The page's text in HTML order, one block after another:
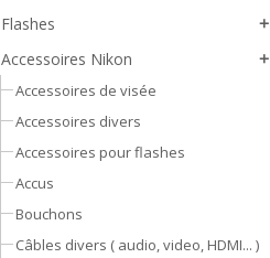
Flashes add
Accessoires Nikon add
Accessoires de visée
Accessoires divers
Accessoires pour flashes
Accus
Bouchons
Câbles divers ( audio, video, HDMI... )